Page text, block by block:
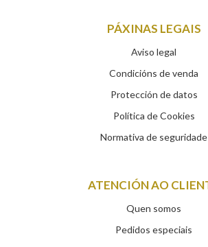
PÁXINAS LEGAIS
Aviso legal
Condicións de venda
Protección de datos
Política de Cookies
Normativa de seguridade
ATENCIÓN AO
Quen somos
Pedidos especiais